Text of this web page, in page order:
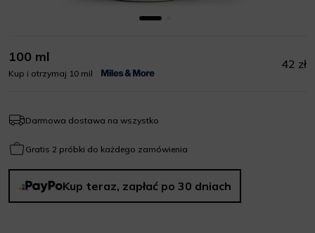
100 ml
Kup i otrzymaj 10 mil
42 zł
Darmowa dostawa na wszystko
Gratis 2 próbki do każdego zamówienia
Kup teraz, zapłać po 30 dniach